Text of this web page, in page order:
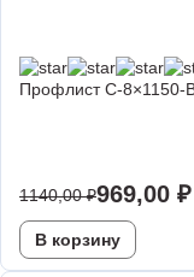
Профлист С-8×1150-
1140,00₽969,00 ₽
В корзину